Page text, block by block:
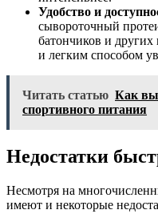
Удобство и
сывороточный
батончиков и
и легким способом
Читать статью Как
спортивного питания
Недостатки
Несмотря на
имеют и некоторые